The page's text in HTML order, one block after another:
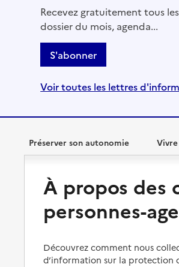
Recevez gratuitement tous
dossier du mois, agenda...
S'abonner
Voir toutes les lettres
Préserver son autonomie
Perte d'autonomie : évaluation
et droits
Aménager son logement et
s'équiper
Préserver son autonomie et sa
santé
Aides
À propos des
personnes-
Découvrez comment nous
d’information sur la protection